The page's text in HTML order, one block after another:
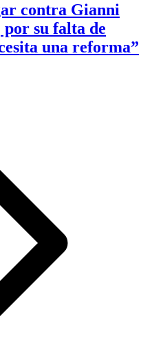
contra Gianni
su falta de
una reforma”